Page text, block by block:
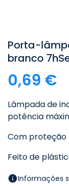
Porta-
branco
0,69 €
Lâmpada de
potência
Com proteção
Feito de
Informações